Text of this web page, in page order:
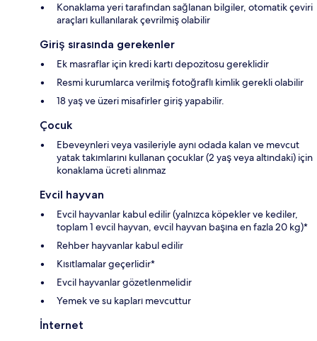
Konaklama yeri tarafından sağlanan bilgiler, otomatik çeviri
araçları kullanılarak çevrilmiş olabilir
Giriş sırasında gerekenler
Ek masraflar için kredi kartı depozitosu gereklidir
Resmi kurumlarca verilmiş fotoğraflı kimlik gerekli olabilir
18 yaş ve üzeri misafirler giriş yapabilir.
Çocuk
Ebeveynleri veya vasileriyle aynı odada kalan ve mevcut
yatak takımlarını kullanan çocuklar (2 yaş veya altındaki) için
konaklama ücreti alınmaz
Evcil hayvan
Evcil hayvanlar kabul edilir (yalnızca köpekler ve kediler,
toplam 1 evcil hayvan, evcil hayvan başına en fazla 20 kg)*
Rehber hayvanlar kabul edilir
Kısıtlamalar geçerlidir*
Evcil hayvanlar gözetlenmelidir
Yemek ve su kapları mevcuttur
İnternet